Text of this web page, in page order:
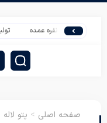
دو نفره عمده تولیدی
صفحه اصلی > پتو لاله